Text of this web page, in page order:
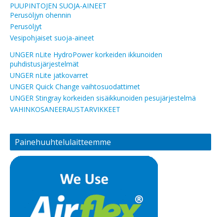
PUUPINTOJEN SUOJA-AINEET
Perusöljyn ohennin
Perusöljyt
Vesipohjaiset suoja-aineet
UNGER nLite HydroPower korkeiden ikkunoiden
puhdistusjärjestelmät
UNGER nLite jatkovarret
UNGER Quick Change vaihtosuodattimet
UNGER Stingray korkeiden sisäikkunoiden pesujärjestelmä
VAHINKOSANEERAUSTARVIKKEET
Painehuuhtelulaitteemme